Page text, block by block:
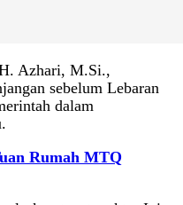
Azhari, M.Si.,
sebelum Lebaran
dalam
Rumah MTQ